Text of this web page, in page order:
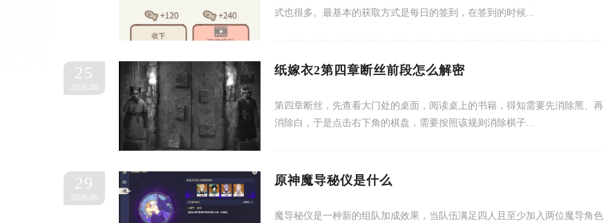
式也很多。最基本的获取方式是每日的签到，在签到的时候...
25
2026-06
纸嫁衣2第四章断丝前段怎么解密
第四章断丝，先查看大门处的桌面，阅读桌上的书籍，得知需要先消除黑、再
消除白，于是点击右下角的棋盘，需要按照该规则消除棋子...
29
2026-06
原神魔导秘仪是什么
魔导秘仪是一种新的组队加成效果，当队伍满足四人且至少加入两位魔导角色